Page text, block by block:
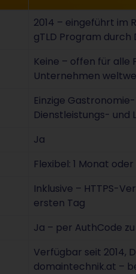
2014 – eingeführt im
gTLD Program durch
Keine – offen für alle
Unternehmen
Einzige
Dienstleistungs- und
Ja
Flexibel: 1 Monat
Inklusive – HTTPS-
ersten Tag
Ja – per AuthCode
Verfügbar seit 2014,
domaintechnik.at –